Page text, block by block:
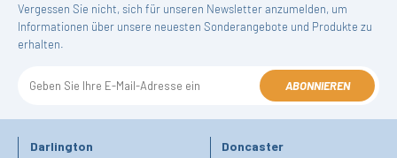
Vergessen Sie nicht, sich für unseren Newsletter anzumelden, um
Informationen über unsere neuesten Sonderangebote und Produkte zu
erhalten.
ABONNIEREN
Darlington Doncaster